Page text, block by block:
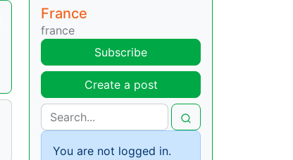
France
france
Subscribe
Create a post
You are not logged in.